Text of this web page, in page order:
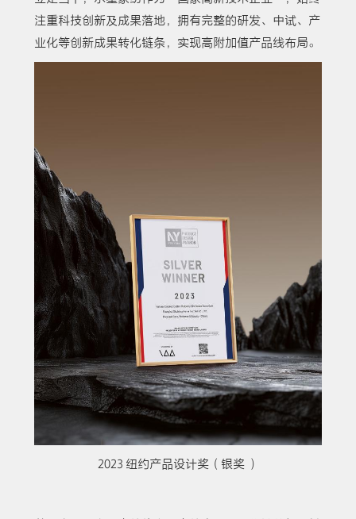
注重科技创新及成果落地，拥有完整的研发、中试、产
业化等创新成果转化链条，实现高附加值产品线布局。
2023 纽约产品设计奖（银奖 ）